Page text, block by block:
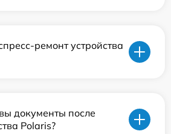
ремонт устройства
документы после
Polaris?